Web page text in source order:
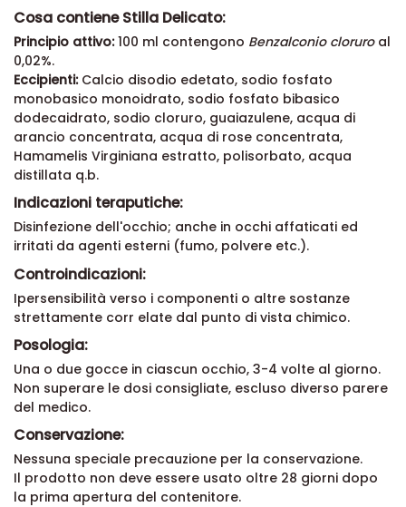
Cosa contiene Stilla Delicato:
Principio attivo:100 ml contengono Benzalconio cloruroal
0,02%.
Eccipienti:Calcio disodio edetato, sodio fosfato
monobasico monoidrato, sodio fosfato bibasico
dodecaidrato, sodio cloruro, guaiazulene, acqua di
arancio concentrata, acqua di rose concentrata,
Hamamelis Virginiana estratto, polisorbato, acqua
distillata q.b.
Indicazioni teraputiche:
Disinfezione dell'occhio; anche in occhi affaticati ed
irritati da agenti esterni (fumo, polvere etc.).
Controindicazioni:
Ipersensibilità verso i componenti o altre sostanze
strettamente corr elate dal punto di vista chimico.
Posologia:
Una o due gocce in ciascun occhio, 3-4 volte al giorno.
Non superare le dosi consigliate, escluso diverso parere
del medico.
Conservazione:
Nessuna speciale precauzione per la conservazione.
Il prodotto non deve essere usato oltre 28 giorni dopo
la prima apertura del contenitore.